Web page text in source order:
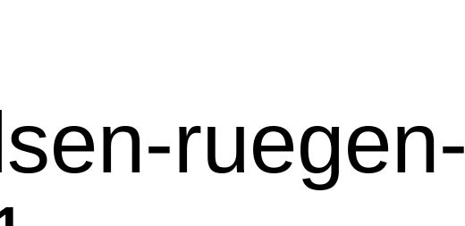
ruegen-